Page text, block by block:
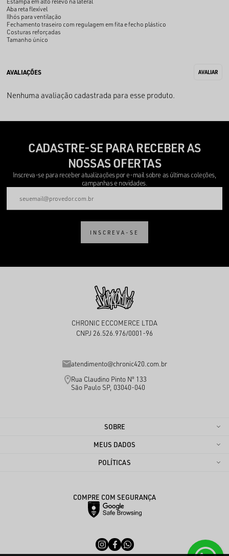
Aba reta flexível
Ilhós para ventilação
Fechamento traseiro com regulagem em fita e fecho plástico
Costuras reforçadas
Tamanho único
Nenhuma avaliação cadastrada para esse produto.
CADASTRE-SE PARA RECEBER AS
NOSSAS OFERTAS
Inscreva-se para receber atualizações por e-mail sobre as últimas coleções,
campanhas e novidades.
INSCREVA-SE
CHRONIC ECCOMERCE LTDA
CNPJ 26.526.976/0001-96
atendimento@chronic420.com.br
Rua Claudino Pinto Nº 133
São Paulo SP, 03040-040
SOBRE
MEUS DADOS
POLÍTICAS
COMPRE COM SEGURANÇA